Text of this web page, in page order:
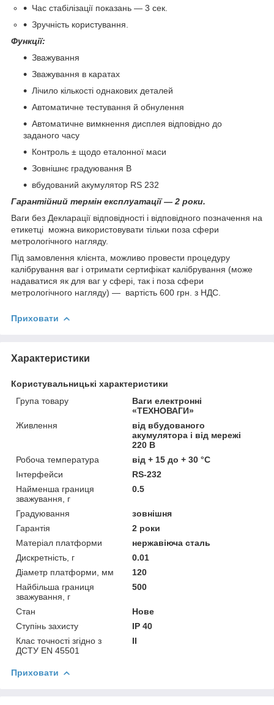
Час стабілізації показань — 3 сек.
Зручність користування.
Функції:
Зважування
Зважування в каратах
Лічило кількості однакових деталей
Автоматичне тестування й обнулення
Автоматичне вимкнення дисплея відповідно до
заданого часу
Контроль ± щодо еталонної маси
Зовнішнє градуювання В
вбудований акумулятор RS 232
Гарантійний термін експлуатації — 2 роки.
Ваги без Декларації відповідності і відповідного позначення на
етикетці можна використовувати тільки поза сфери
метрологічного нагляду.
Під замовлення клієнта, можливо провести процедуру
калібрування ваг і отримати сертифікат калібрування (може
надаватися як для ваг у сфері, так і поза сфери
метрологічного нагляду) — вартість 600 грн. з НДС.
Приховати
Характеристики
Користувальницькі характеристики
Група товару
Ваги електронні
«ТЕХНОВАГИ»
Живлення
від вбудованого
акумулятора і від мережі
220 В
Робоча температура
від + 15 до + 30 °С
Інтерфейси
RS-232
Найменша границя
зважування, г
0.5
Градуювання
зовнішня
Гарантія
2 роки
Матеріал платформи
нержавіюча сталь
Дискретність, г
0.01
Діаметр платформи, мм
120
Найбільша границя
зважування, г
500
Стан
Нове
Ступінь захисту
IP 40
Клас точності згідно з
ДСТУ EN 45501
II
Приховати